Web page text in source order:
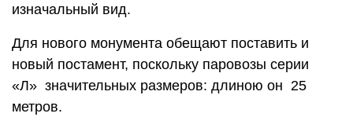
изначальный вид.
Для нового монумента обещают поставить и
новый постамент, поскольку паровозы серии
«Л» значительных размеров: длиною он 25
метров.